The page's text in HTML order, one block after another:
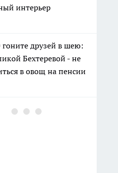
интерьер
гоните друзей в шею:
Бехтеревой - не
в овощ на пенсии
нежной душой: как